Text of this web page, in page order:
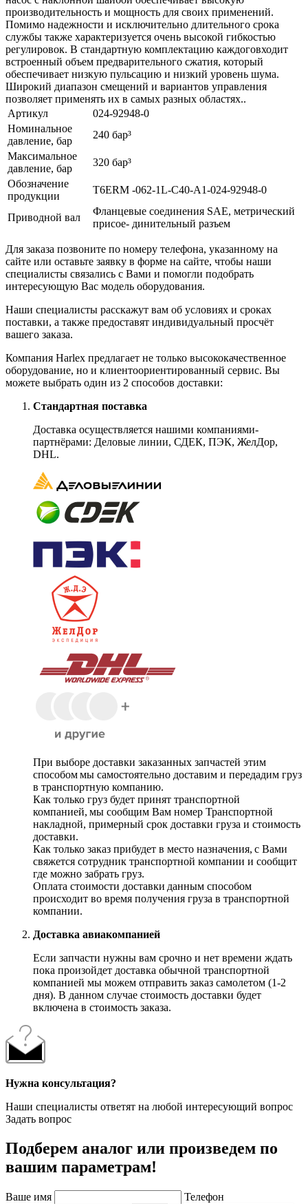
производительность и мощность для своих применений.
Помимо надежности и исключительно длительного срока
службы также характеризуется очень высокой гибкостью
регулировок. В стандартную комплектацию каждоговходит
встроенный объем предварительного сжатия, который
обеспечивает низкую пульсацию и низкий уровень шума.
Широкий диапазон смещений и вариантов управления
позволяет применять их в самых разных областях..
Артикул
024-92948-0
Номинальное
давление, бар
240 бар³
Максимальное
давление, бар
320 бар³
Обозначение
продукции
T6ERM -062-1L-C40-A1-024-92948-0
Приводной вал
Фланцевые соединения SAE, метрический
присое- динительный разъем
Для заказа позвоните по номеру телефона, указанному на
сайте или оставьте заявку в форме на сайте, чтобы наши
специалисты связались с Вами и помогли подобрать
интересующую Вас модель оборудования.
Наши специалисты расскажут вам об условиях и сроках
поставки, а также предоставят индивидуальный просчёт
вашего заказа.
Компания Harlex предлагает не только высококачественное
оборудование, но и клиентоориентированный сервис. Вы
можете выбрать один из 2 способов доставки:
Стандартная поставка
Доставка осуществляется нашими компаниями-
партнёрами: Деловые линии, СДЕК, ПЭК, ЖелДор,
DHL.
При выборе доставки заказанных запчастей этим
способом мы самостоятельно доставим и передадим груз
в транспортную компанию.
Как только груз будет принят транспортной
компанией, мы сообщим Вам номер Транспортной
накладной, примерный срок доставки груза и стоимость
доставки.
Как только заказ прибудет в место назначения, с Вами
свяжется сотрудник транспортной компании и сообщит
где можно забрать груз.
Оплата стоимости доставки данным способом
происходит во время получения груза в транспортной
компании.
Доставка авиакомпанией
Если запчасти нужны вам срочно и нет времени ждать
пока произойдет доставка обычной транспортной
компанией мы можем отправить заказ самолетом (1-2
дня). В данном случае стоимость доставки будет
включена в стоимость заказа.
Нужна консультация?
Наши специалисты ответят на любой интересующий вопрос
Задать вопрос
Подберем аналог или произведем по
вашим параметрам!
Ваше имя
Телефон